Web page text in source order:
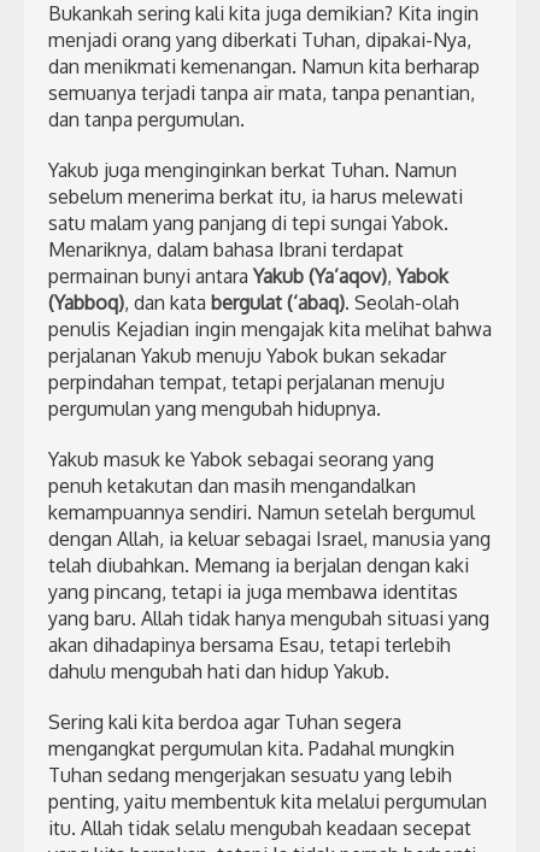
Bukankah sering kali kita juga demikian? Kita ingin
menjadi orang yang diberkati Tuhan, dipakai-Nya,
dan menikmati kemenangan. Namun kita berharap
semuanya terjadi tanpa air mata, tanpa penantian,
dan tanpa pergumulan.
Yakub juga menginginkan berkat Tuhan. Namun
sebelum menerima berkat itu, ia harus melewati
satu malam yang panjang di tepi sungai Yabok.
Menariknya, dalam bahasa Ibrani terdapat
permainan bunyi antaraYakub (Ya’aqov),Yabok
(Yabboq), dan kata bergulat (‘abaq). Seolah-olah
penulis Kejadian ingin mengajak kita melihat bahwa
perjalanan Yakub menuju Yabok bukan sekadar
perpindahan tempat, tetapi perjalanan menuju
pergumulan yang mengubah hidupnya.
Yakub masuk ke Yabok sebagai seorang yang
penuh ketakutan dan masih mengandalkan
kemampuannya sendiri. Namun setelah bergumul
dengan Allah, ia keluar sebagai Israel, manusia yang
telah diubahkan. Memang ia berjalan dengan kaki
yang pincang, tetapi ia juga membawa identitas
yang baru. Allah tidak hanya mengubah situasi yang
akan dihadapinya bersama Esau, tetapi terlebih
dahulu mengubah hati dan hidup Yakub.
Sering kali kita berdoa agar Tuhan segera
mengangkat pergumulan kita. Padahal mungkin
Tuhan sedang mengerjakan sesuatu yang lebih
penting, yaitu membentuk kita melalui pergumulan
itu. Allah tidak selalu mengubah keadaan secepat